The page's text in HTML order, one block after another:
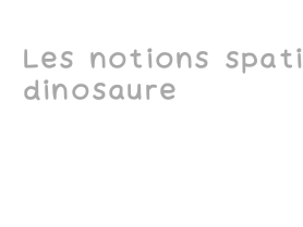
Les notions
dinosaure